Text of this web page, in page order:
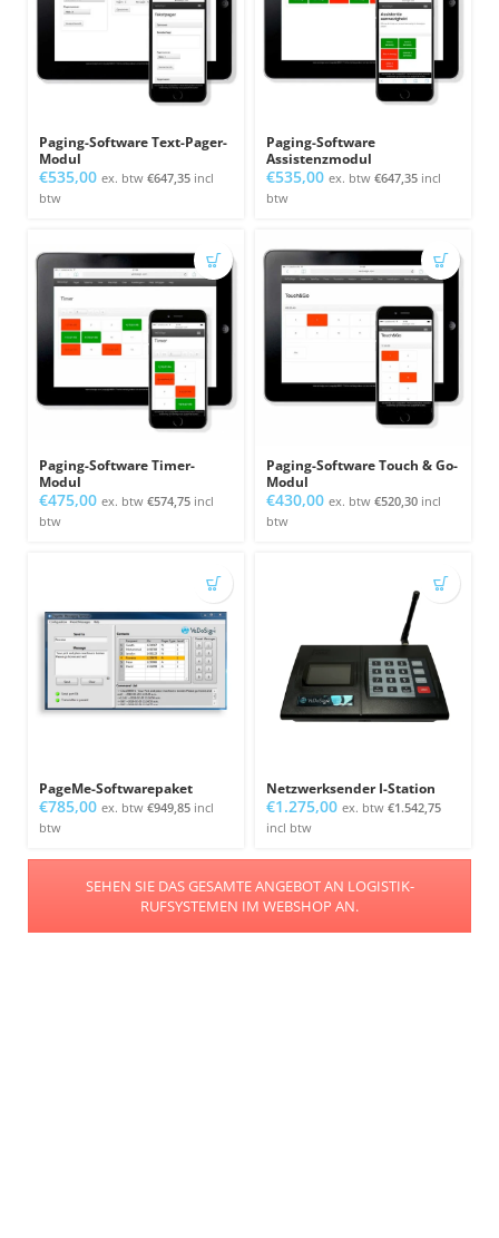
Paging-Software Text-Pager-
Modul
€535,00 ex. btw €647,35 incl
btw
Paging-Software
Assistenzmodul
€535,00 ex. btw €647,35 incl
btw
Paging-Software Timer-
Modul
€475,00 ex. btw €574,75 incl
btw
Paging-Software Touch & Go-
Modul
€430,00 ex. btw €520,30 incl
btw
PageMe-Softwarepaket
€785,00 ex. btw €949,85 incl
btw
Netzwerksender I-Station
€1.275,00 ex. btw €1.542,75
incl btw
SEHEN SIE DAS GESAMTE ANGEBOT AN LOGISTIK-
RUFSYSTEMEN IM WEBSHOP AN.